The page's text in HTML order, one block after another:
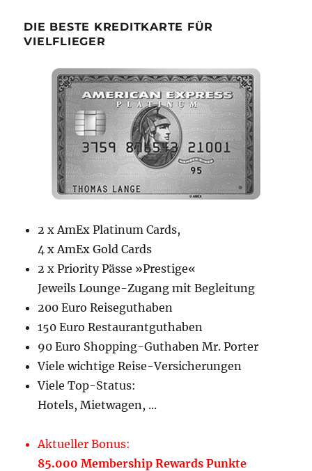
Beiträge
E
DIE BESTE KREDITKARTE FÜR
VIELFLIEGER
2 x AmEx Platinum Cards,
4 x AmEx Gold Cards
2 x Priority Pässe »Prestige«
Jeweils Lounge-Zugang mit Begleitung
200 Euro Reiseguthaben
150 Euro Restaurantguthaben
90 Euro Shopping-Guthaben Mr. Porter
Viele wichtige Reise-Versicherungen
Viele Top-Status:
Hotels, Mietwagen, ...
Aktueller Bonus:
85.000 Membership Rewards Punkte